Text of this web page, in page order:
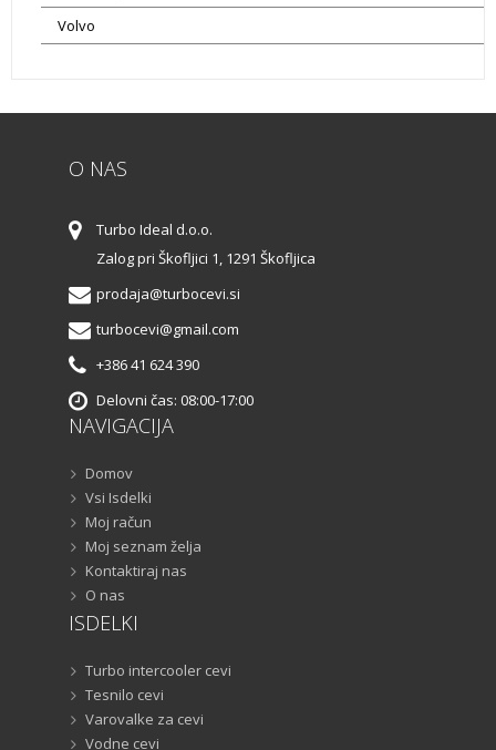
Volvo
O NAS
Turbo Ideal d.o.o.
Zalog pri Škofljici 1, 1291 Škofljica
prodaja@turbocevi.si
turbocevi@gmail.com
+386 41 624 390
Delovni čas: 08:00-17:00
NAVIGACIJA
Domov
Vsi Isdelki
Moj račun
Moj seznam želja
Kontaktiraj nas
O nas
ISDELKI
Turbo intercooler cevi
Tesnilo cevi
Varovalke za cevi
Vodne cevi